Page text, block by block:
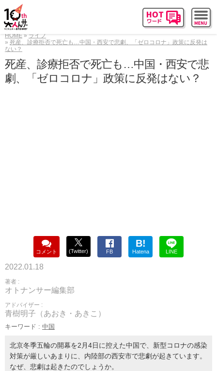
HOME
ライフ
死産、診療拒否で死亡も…中国・西安で悲劇、「ゼロコロナ」政策に反発は
ない？
死産、診療拒否で死亡も…中国・西安で悲
劇、「ゼロコロナ」政策に反発はない？
コメント (Twitter) FB
B!
Hatena LINE
2022.01.18
著者 :
オトナンサー編集部
アドバイザー :
青樹明子（あおき・あきこ）
キーワード : 中国
北京冬季五輪の開幕を2月4日に控えた中国で、新型コロナの感染
対策が厳しいあまりに、内陸部の西安市で悲劇が起きています。
なぜ、悲劇は起きたのでしょうか。